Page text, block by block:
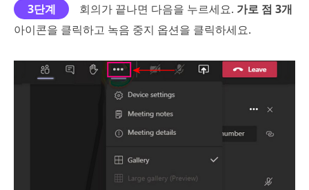
3단계 회의가 끝나면 다음을 누르세요. 가로 점 3개
아이콘을 클릭하고 녹음 중지 옵션을 클릭하세요.